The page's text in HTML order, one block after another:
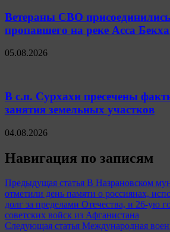
Ветераны СВО
пропавшего на реке Асса
05.08.2026
В с.п. Сурхахи пресечены
занятия земельных участков
04.08.2026
Навигация по записям
Предыдущая статья В Назрановском
отметили день памяти о россиянах,
долг за пределами Отечества, и 26-ую
советских войск из Афганистана
Следующая статья Международная